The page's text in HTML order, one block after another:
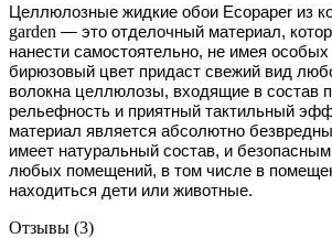
Целлюлозные жидкие обои Ecopaper из
garden — это отделочный материал,
нанести самостоятельно, не имея
бирюзовый цвет придаст свежий вид
волокна целлюлозы, входящие в состав
рельефность и приятный тактильный
материал является абсолютно
имеет натуральный состав, и
любых помещений, в том числе в
находиться дети или животные.
Отзывы (3)